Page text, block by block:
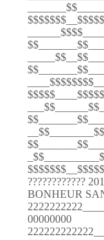
????????????
BONHEUR
00000000